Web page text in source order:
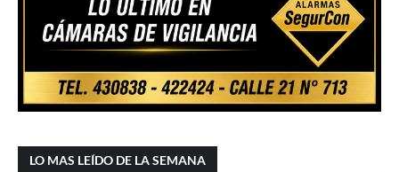
LO MAS LEÍDO DE LA SEMANA